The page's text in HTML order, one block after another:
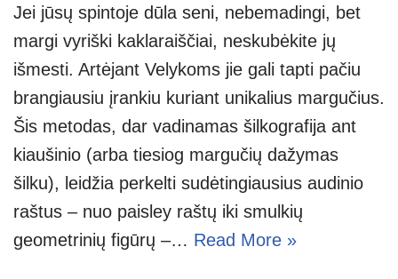
Jei jūsų spintoje dūla seni, nebemadingi, bet
margi vyriški kaklaraiščiai, neskubėkite jų
išmesti. Artėjant Velykoms jie gali tapti pačiu
brangiausiu įrankiu kuriant unikalius margučius.
Šis metodas, dar vadinamas šilkografija ant
kiaušinio (arba tiesiog margučių dažymas
šilku), leidžia perkelti sudėtingiausius audinio
raštus – nuo paisley raštų iki smulkių
geometrinių figūrų –… Read More »